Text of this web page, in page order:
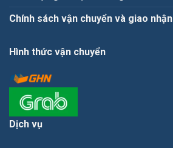
Chính sách vận chuyển và giao nhận
Hình thức vận chuyển
Dịch vụ